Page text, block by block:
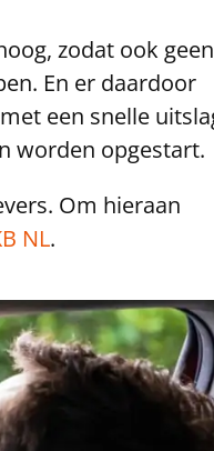
zodat ook geen
En er daardoor
een snelle
worden opgestart.
Om hieraan
NL.